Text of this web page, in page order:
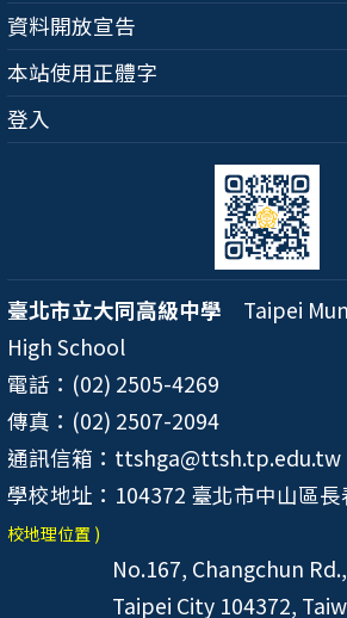
資料開放宣告
本站使用正體字
登入
臺北市立大同高級中學 Taipei
High School
電話：(02) 2505-4269
傳真：(02) 2507-2094
通訊信箱：ttshga@ttsh.tp.edu.tw
學校地址：104372 臺北市中山區長
校地理位置 )
No.167, Changchun
Taipei City 104372,